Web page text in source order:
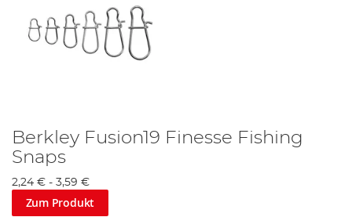
Berkley Fusion19 Finesse Fishing
Snaps
2,24 € - 3,59 €
Zum Produkt